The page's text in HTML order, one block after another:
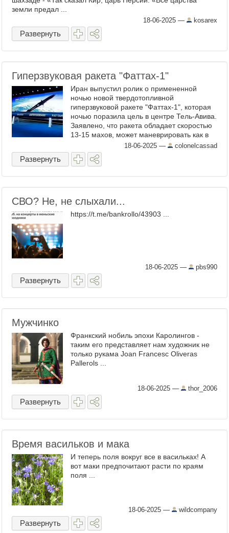
земли предал ...
18-06-2025 — kosarex
Развернуть
Гиперзвуковая ракета "Фаттах-1"
Иран выпустил ролик о примененной
ночью новой твердотопливной
гиперзвуковой ракете "Фаттах-1", которая
ночью поразила цель в центре Тель-Авива.
Заявлено, что ракета обладает скоростью
13-15 махов, может маневрировать как в
атмосфере, так и за ее пределами за счет
подвижного сопла. На ...
18-06-2025 — colonelcassad
Развернуть
СВО? Не, не слыхали...
https://t.me/bankrollo/43903 ...
18-06-2025 — pbs990
Развернуть
Мужчинко
Франкский нобиль эпохи Каролингов -
таким его представляет нам художник не
только рукама Joan Francesc Oliveras
Pallerols ...
18-06-2025 — thor_2006
Развернуть
Время васильков и мака
И теперь поля вокруг все в васильках! А
вот маки предпочитают расти по краям
поля ...
18-06-2025 — wildcompany
Развернуть